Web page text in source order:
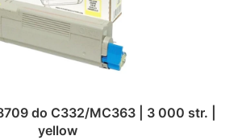
do C332/MC363 | 3 000 str. |
yellow